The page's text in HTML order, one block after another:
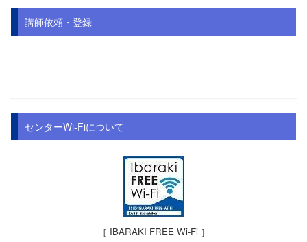
講師依頼・登録
センターWi-Fiについて
［ IBARAKI FREE Wi-Fi ］